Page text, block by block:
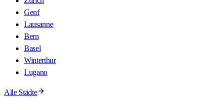
Genf
Lausanne
Bern
Basel
Winterthur
Lugano
Alle Städte